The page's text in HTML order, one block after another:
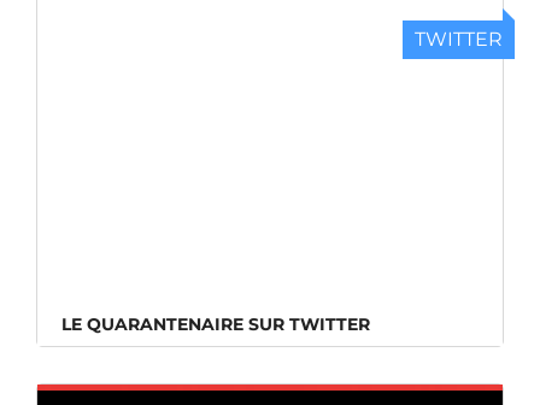
TWITTER
LE QUARANTENAIRE SUR TWITTER